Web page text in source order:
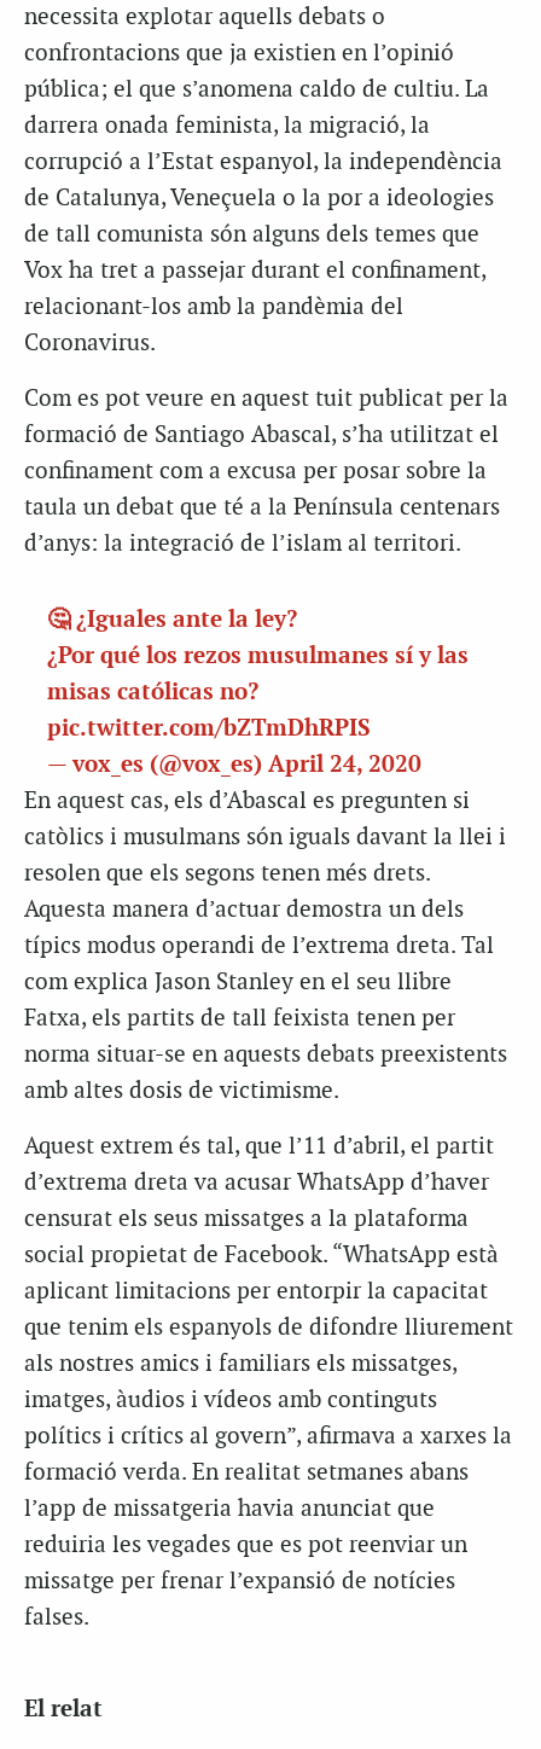
necessita explotar aquells debats o
confrontacions que ja existien en l’opinió
pública; el que s’anomena caldo de cultiu. La
darrera onada feminista, la migració, la
corrupció a l’Estat espanyol, la independència
de Catalunya, Veneçuela o la por a ideologies
de tall comunista són alguns dels temes que
Vox ha tret a passejar durant el confinament,
relacionant-los amb la pandèmia del
Coronavirus.
Com es pot veure en aquest tuit publicat per la
formació de Santiago Abascal, s’ha utilitzat el
confinament com a excusa per posar sobre la
taula un debat que té a la Península centenars
d’anys: la integració de l’islam al territori.
🤔 ¿Iguales ante la ley?
¿Por qué los rezos musulmanes sí y las
misas católicas no?
pic.twitter.com/bZTmDhRPIS
— vox_es (@vox_es) April 24, 2020
En aquest cas, els d’Abascal es pregunten si
catòlics i musulmans són iguals davant la llei i
resolen que els segons tenen més drets.
Aquesta manera d’actuar demostra un dels
típics modus operandi de l’extrema dreta. Tal
com explica Jason Stanley en el seu llibre
Fatxa, els partits de tall feixista tenen per
norma situar-se en aquests debats preexistents
amb altes dosis de victimisme.
Aquest extrem és tal, que l’11 d’abril, el partit
d’extrema dreta va acusar WhatsApp d’haver
censurat els seus missatges a la plataforma
social propietat de Facebook. “WhatsApp està
aplicant limitacions per entorpir la capacitat
que tenim els espanyols de difondre lliurement
als nostres amics i familiars els missatges,
imatges, àudios i vídeos amb continguts
polítics i crítics al govern”, afirmava a xarxes la
formació verda. En realitat setmanes abans
l’app de missatgeria havia anunciat que
reduiria les vegades que es pot reenviar un
missatge per frenar l’expansió de notícies
falses.
El relat